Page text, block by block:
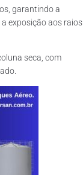
garantindo a
exposição aos raios
seca, com